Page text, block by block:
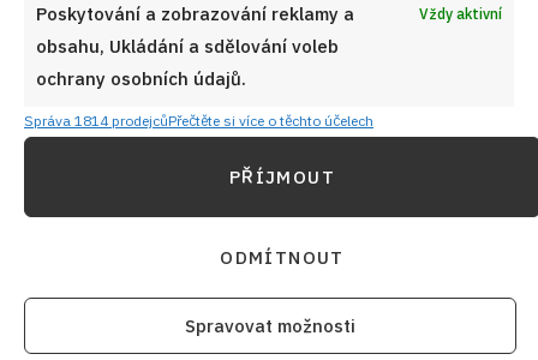
Poskytování a zobrazování reklamy a
obsahu, Ukládání a sdělování voleb
ochrany osobních údajů.
Vždy aktivní
Správa 1814 prodejcůPřečtěte si více o těchto účelech
PŘÍJMOUT
ODMÍTNOUT
Spravovat možnosti
NEPEČENÉ DEZERTY NEPEČENÝ DEZERT
RYCHLÉ RECEPTY SMETANA KE ŠLEHÁNÍ VANILKOVÝ CUKR
Diskuze
G Přidat do Google News